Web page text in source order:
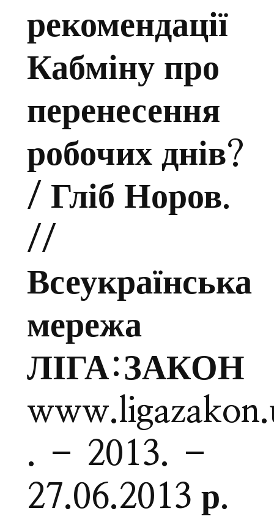
рекомендації
Кабміну про
перенесення
робочих днів?
/ Гліб Норов.
//
Всеукраїнська
мережа
ЛІГА:ЗАКОН
. – 2013. –
27.06.2013 р.